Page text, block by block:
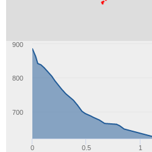
0 0.5 1
700
800
900